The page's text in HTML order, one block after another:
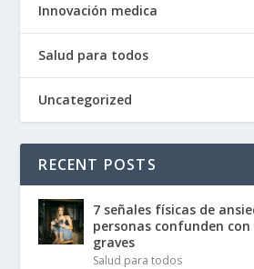
Innovación medica
Salud para todos
Uncategorized
RECENT POSTS
7 señales físicas de
personas confunden
graves
Salud para todos